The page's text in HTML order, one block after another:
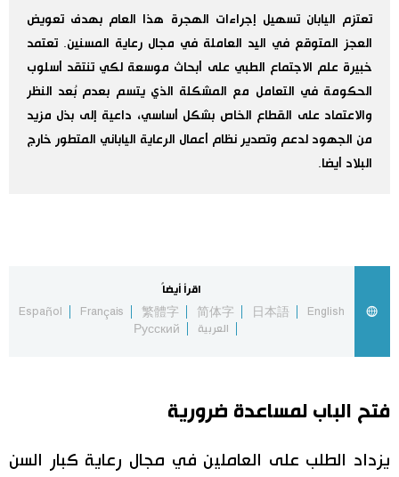
مانغا وأنيمي
علوم وتكنولوجيا
الأقسام
صور
تجارب وآراء
سياسة
مجتمع
ثقافة
الأكثر تفاعلا
تعتزم اليابان تسهيل إجراءات الهجرة هذا العام بهدف تعويض
العجز المتوقع في اليد العاملة في مجال رعاية المسنين. تعتمد
خبيرة علم الاجتماع الطبي على أبحاث موسعة لكي تنتقد أسلوب
الحكومة في التعامل مع المشكلة الذي يتسم بعدم بُعد النظر
والاعتماد على القطاع الخاص بشكل أساسي، داعية إلى بذل مزيد
من الجهود لدعم وتصدير نظام أعمال الرعاية الياباني المتطور خارج
البلاد أيضا.
اقرأ أيضاً
English
日本語
简体字
繁體字
Français
Español
العربية
Русский
فتح الباب لمساعدة ضرورية
يزداد الطلب على العاملين في مجال رعاية كبار السن